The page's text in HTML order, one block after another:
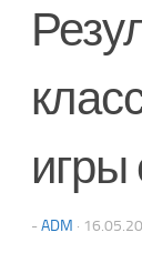
- ADM ·